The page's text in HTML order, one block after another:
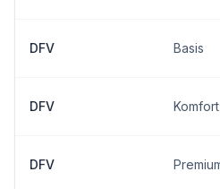
DFV Basis
DFV Komfort
DFV